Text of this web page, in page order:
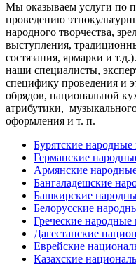
Мы оказываем услуги по
проведению
народного творчества,
выступления,
состязания, ярмарки и
наши специалисты,
специфику проведения и
обрядов, национальной
атрибутики,
оформления и т. п.
Бурятские народные
Германские
Армянские
Бангаладешские
Башкирские
Белорусские
Греческие народные
Дагестанские
Еврейские
Казахские